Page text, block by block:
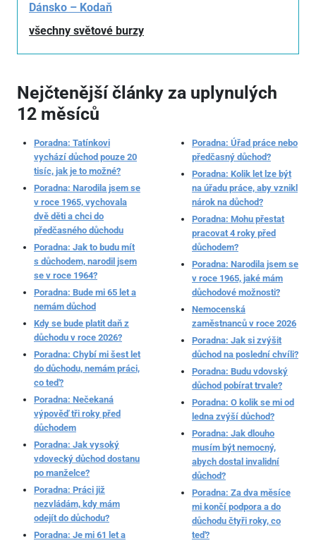
Dánsko – Kodaň
všechny světové burzy
Nejčtenější články za uplynulých
12 měsíců
Poradna: Tatínkovi
vychází důchod pouze 20
tisíc, jak je to možné?
Poradna: Narodila jsem se
v roce 1965, vychovala
dvě děti a chci do
předčasného důchodu
Poradna: Jak to budu mít
s důchodem, narodil jsem
se v roce 1964?
Poradna: Bude mi 65 let a
nemám důchod
Kdy se bude platit daň z
důchodu v roce 2026?
Poradna: Chybí mi šest let
do důchodu, nemám práci,
co teď?
Poradna: Nečekaná
výpověď tři roky před
důchodem
Poradna: Jak vysoký
vdovecký důchod dostanu
po manželce?
Poradna: Práci již
nezvládám, kdy mám
odejít do důchodu?
Poradna: Je mi 61 let a
Poradna: Úřad práce nebo
předčasný důchod?
Poradna: Kolik let lze být
na úřadu práce, aby vznikl
nárok na důchod?
Poradna: Mohu přestat
pracovat 4 roky před
důchodem?
Poradna: Narodila jsem se
v roce 1965, jaké mám
důchodové možnosti?
Nemocenská
zaměstnanců v roce 2026
Poradna: Jak si zvýšit
důchod na poslední chvíli?
Poradna: Budu vdovský
důchod pobírat trvale?
Poradna: O kolik se mi od
ledna zvýší důchod?
Poradna: Jak dlouho
musím být nemocný,
abych dostal invalidní
důchod?
Poradna: Za dva měsíce
mi končí podpora a do
důchodu čtyři roky, co
teď?